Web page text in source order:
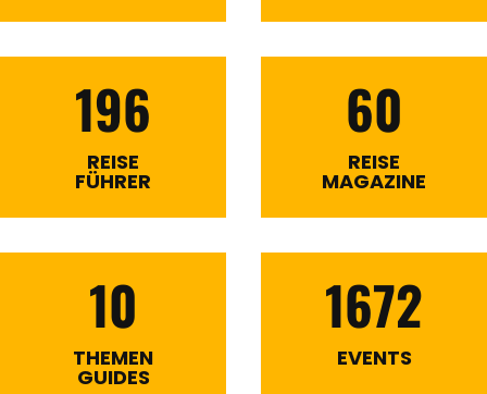
196
REISE
FÜHRER
60
REISE
MAGAZINE
10
THEMEN
GUIDES
1672
EVENTS